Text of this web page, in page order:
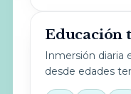
Educación
Inmersión diaria
desde edades